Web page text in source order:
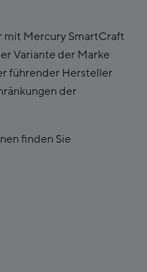
mit Mercury SmartCraft
Variante der Marke
führender Hersteller
der
finden Sie